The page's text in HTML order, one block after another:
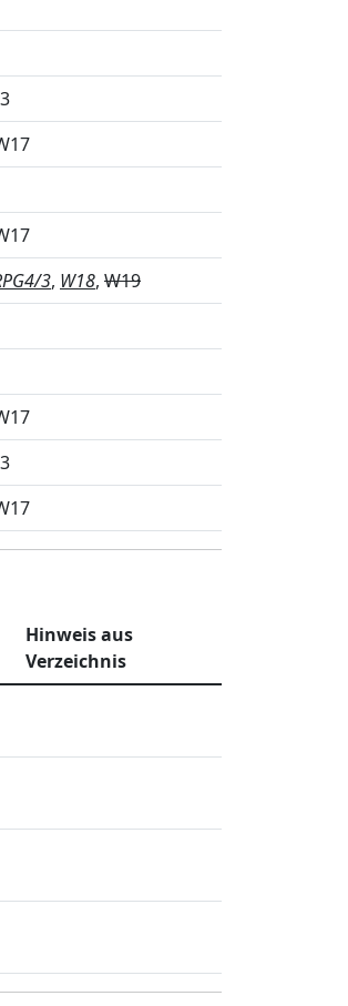
3 W18 W19
Hinweis aus
Verzeichnis